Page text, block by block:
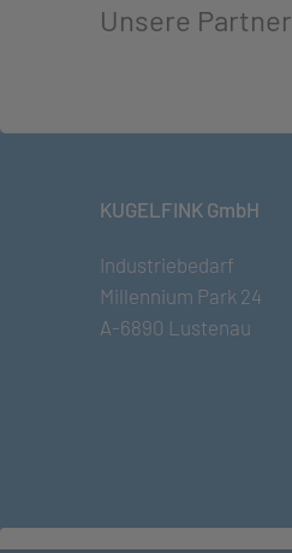
Unsere Partner
KUGELFINK GmbH
Industriebedarf
Millennium Park 24
A-6890 Lustenau